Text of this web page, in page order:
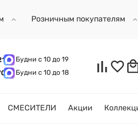
Розничным покупателям
Будни с 10 до 19
Будни с 10 до 18
СМЕСИТЕЛИ Акции